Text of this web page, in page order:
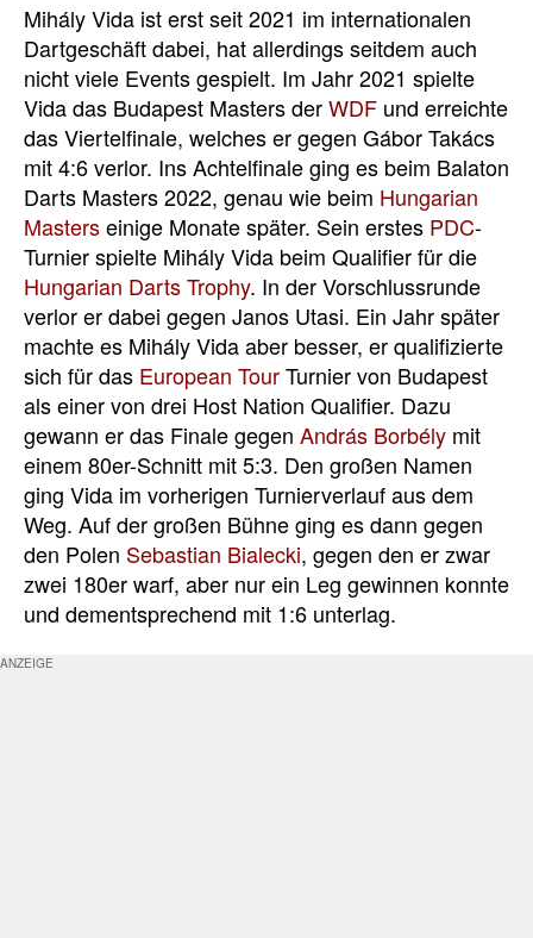
Mihály Vida ist erst seit 2021 im internationalen
Dartgeschäft dabei, hat allerdings seitdem auch
nicht viele Events gespielt. Im Jahr 2021 spielte
Vida das Budapest Masters derWDF und erreichte
das Viertelfinale, welches er gegen Gábor Takács
mit 4:6 verlor. Ins Achtelfinale ging es beim Balaton
Darts Masters 2022, genau wie beim Hungarian
Masterseinige Monate später. Sein erstes PDC-
Turnier spielte Mihály Vida beim Qualifier für die
Hungarian Darts Trophy. In der Vorschlussrunde
verlor er dabei gegen Janos Utasi. Ein Jahr später
machte es Mihály Vida aber besser, er qualifizierte
sich für das European TourTurnier von Budapest
als einer von drei Host Nation Qualifier. Dazu
gewann er das Finale gegen András Borbély mit
einem 80er-Schnitt mit 5:3. Den großen Namen
ging Vida im vorherigen Turnierverlauf aus dem
Weg. Auf der großen Bühne ging es dann gegen
den Polen Sebastian Bialecki, gegen den er zwar
zwei 180er warf, aber nur ein Leg gewinnen konnte
und dementsprechend mit 1:6 unterlag.